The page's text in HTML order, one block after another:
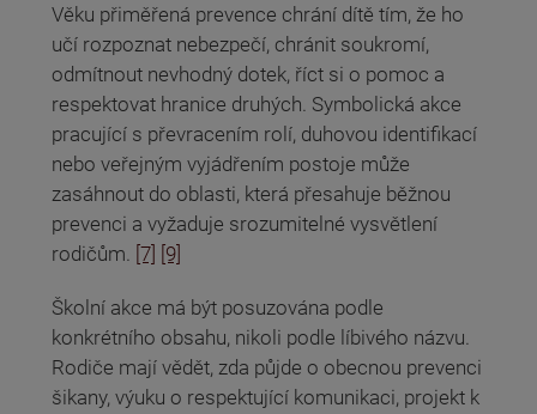
Věku přiměřená prevence chrání dítě tím, že ho
učí rozpoznat nebezpečí, chránit soukromí,
odmítnout nevhodný dotek, říct si o pomoc a
respektovat hranice druhých. Symbolická akce
pracující s převracením rolí, duhovou identifikací
nebo veřejným vyjádřením postoje může
zasáhnout do oblasti, která přesahuje běžnou
prevenci a vyžaduje srozumitelné vysvětlení
rodičům. [7] [9]
Školní akce má být posuzována podle
konkrétního obsahu, nikoli podle líbivého názvu.
Rodiče mají vědět, zda půjde o obecnou prevenci
šikany, výuku o respektující komunikaci, projekt k